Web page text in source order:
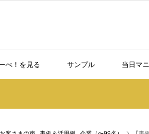
べ！を見る サンプル 当日マ